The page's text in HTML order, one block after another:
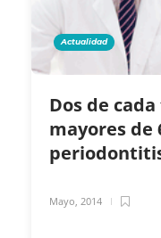
Actualidad
Dos de
mayores de
Mayo, 2014